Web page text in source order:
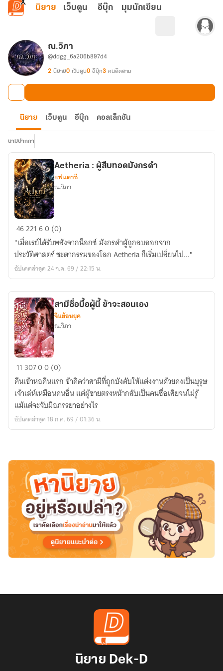
ข้ามไปยังเนื้อหาหลัก
นิยาย เว็บตูน อีบุ๊ก มุมนักเขียน
ณ.วิภา
@ddgg_6a206b897d4
2 นิยาย0 เว็บตูน0 อีบุ๊ก3 คนติดตาม
นิยาย เว็บตูน อีบุ๊ก คอลเล็กชัน
นามปากกา
Aetheria
ผู้
สืบทอด
มังกร
Aetheria : ผู้สืบทอดมังกรดำ
แฟนตาซี
ณ.วิภา
4622160 (0)
"เมื่อเรย์ได้รับพลังจากน็อกซ์ มังกรดำผู้ถูกลบออกจาก
ประวัติศาสตร์ ชะตากรรมของโลก Aetheria ก็เริ่มเปลี่ยนไป..."
อัปเดตล่าสุด 24 ก.ค. 69 / 22:15 น.
สา
มี
ซื่อ
บื้อ
ผู้
นี้
สอน
เอง
สามีซื่อบื้อผู้นี้ ข้าจะสอนเอง
จีนย้อนยุค
ณ.วิภา
11 30700 (0)
คืนเข้าหอคืนแรก ข้าคิดว่าสามีที่ถูกบังคับให้แต่งงานด้วยคงเป็นบุรุษ
เจ้าเล่ห์เหมือนคนอื่น แต่ผู้ชายตรงหน้ากลับเป็นคนซื่อเสียจนไม่รู้
แม้แต่จะจับมือภรรยาอย่างไร
อัปเดตล่าสุด 18 ก.ค. 69 / 01:36 น.
นิยาย Dek-D